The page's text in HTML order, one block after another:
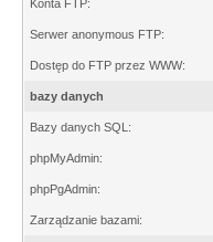
Konta FTP:
Serwer anonymous FTP:
Dostęp do FTP przez WWW:
bazy danych
Bazy danych SQL:
phpMyAdmin:
phpPgAdmin:
Zarządzanie bazami: